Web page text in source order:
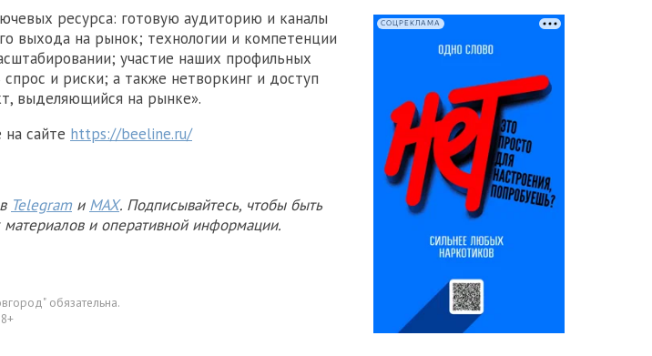
ресурса: готовую аудиторию и каналы
выхода на рынок; технологии и компетенции
участие наших профильных
и риски; а также нетворкинг и доступ
выделяющийся на рынке».
сайте https://beeline.ru/
Telegram и MAX. Подписывайтесь, чтобы быть
и оперативной информации.
обязательна.
СОЦРЕКЛАМА